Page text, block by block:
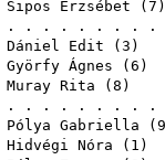
Sipos Erzsébet ( 7
. . . . . . . . .
Dániel Edit ( 3
Györfy Ágnes ( 6
Muray Rita ( 8
. . . . . . . . .
Pólya Gabriella ( 9
Hidvégi Nóra ( 1